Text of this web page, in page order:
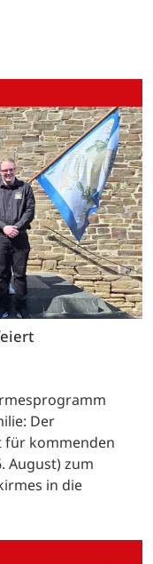
Der
für kommenden
August) zum
in die